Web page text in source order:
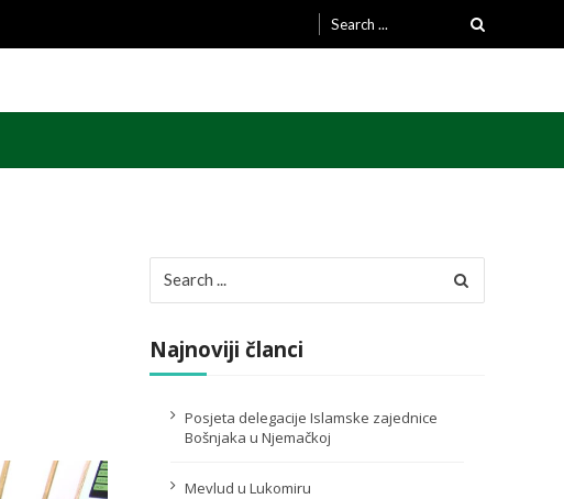
Search
for:
for:
Najnoviji članci
Posjeta delegacije Islamske zajednice
Bošnjaka u Njemačkoj
Mevlud u Lukomiru